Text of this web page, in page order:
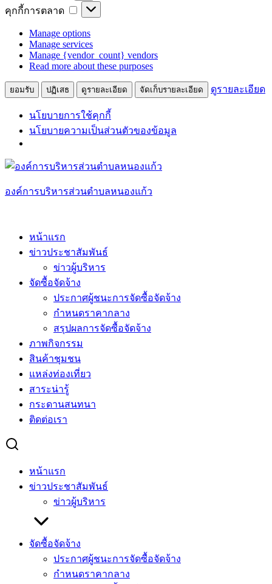
เก็บ
คุกกี้การตลาด
คุกกี้
ตลาด
Manage options
Manage services
Manage {vendor_count} vendors
Read more about these purposes
ยอมรับ ปฏิเสธ ดูรายละเอียด จัดเก็บรายละเอียด ดูรายละเอียด
นโยบายการใช้คุกกี้
นโยบายความเป็นส่วนตัวของข้อมูล
Skip
content
องค์การบริหารส่วนตำบลหนองแก้ว
หน้าแรก
ข่าวประชาสัมพันธ์
ข่าวผู้บริหาร
จัดซื้อจัดจ้าง
ประกาศผู้ชนะการจัดซื้อจัดจ้าง
กำหนดราคากลาง
สรุปผลการจัดซื้อจัดจ้าง
ภาพกิจกรรม
สินค้าชุมชน
แหล่งท่องเที่ยว
สาระน่ารู้
กระดานสนทนา
ติดต่อเรา
หน้าแรก
ข่าวประชาสัมพันธ์
ข่าวผู้บริหาร
จัดซื้อจัดจ้าง
ประกาศผู้ชนะการจัดซื้อจัดจ้าง
กำหนดราคากลาง